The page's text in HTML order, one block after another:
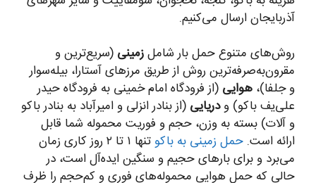
آذربایجان ارسال می‌کنیم.
روش‌های متنوع حمل بار شاملزمینی(سریع‌ترین و
مقرون‌به‌صرفه‌ترین روش از طریق مرزهای آستارا، بیله‌سوار
و جلفا)،هوایی(از فرودگاه امام خمینی به فرودگاه حیدر
علی‌یف باکو) و دریایی(از بنادر انزلی و امیرآباد به بنادر باکو
و آلات) بسته به وزن، حجم و فوریت محموله شما قابل
ارائه است.حمل زمینی به باکو
تنها ۱ تا ۲ روز کاری زمان
می‌برد و برای بارهای حجیم و سنگین ایده‌آل است، در
حالی که حمل هوایی محموله‌های فوری و کم‌حجم را ظرف